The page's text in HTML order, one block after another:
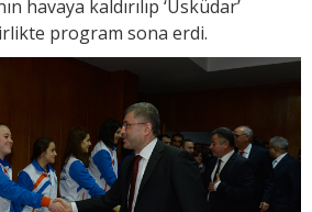
havaya kaldırılıp ‘Üsküdar’
program sona erdi.